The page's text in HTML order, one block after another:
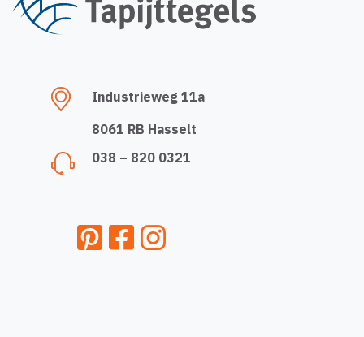
Industrieweg 11a
8061 RB Hasselt
038 – 820 0321